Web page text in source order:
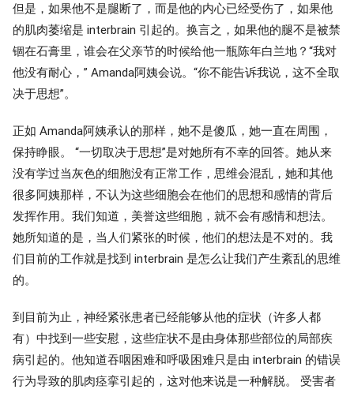
但是，如果他不是腿断了，而是他的内心已经受伤了，如果他
的肌肉萎缩是 interbrain 引起的。换言之，如果他的腿不是被禁
锢在石膏里，谁会在父亲节的时候给他一瓶陈年白兰地？“我对
他没有耐心，” Amanda阿姨会说。“你不能告诉我说，这不全取
决于思想”。
正如 Amanda阿姨承认的那样，她不是傻瓜，她一直在周围，
保持睁眼。 “一切取决于思想”是对她所有不幸的回答。她从来
没有学过当灰色的细胞没有正常工作，思维会混乱，她和其他
很多阿姨那样，不认为这些细胞会在他们的思想和感情的背后
发挥作用。我们知道，美誉这些细胞，就不会有感情和想法。
她所知道的是，当人们紧张的时候，他们的想法是不对的。我
们目前的工作就是找到 interbrain 是怎么让我们产生紊乱的思维
的。
到目前为止，神经紧张患者已经能够从他的症状（许多人都
有）中找到一些安慰，这些症状不是由身体那些部位的局部疾
病引起的。他知道吞咽困难和呼吸困难只是由 interbrain 的错误
行为导致的肌肉痉挛引起的，这对他来说是一种解脱。 受害者